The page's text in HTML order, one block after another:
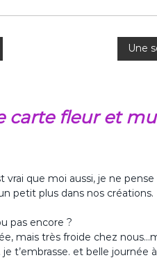
Une
carte fleur et
que moi aussi, je ne
petit plus dans nos
pas encore ?
mais très froide chez
t’embrasse. et belle journée